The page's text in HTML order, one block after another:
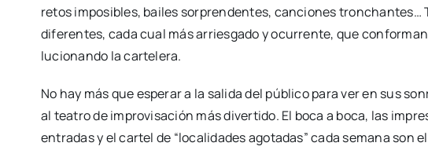
retos impo­si­bles, bai­les sor­pren­den­tes, can­cio­nes tron­chan­tes…
dife­ren­tes, cada cual más arries­ga­do y ocu­rren­te, que
lu­cio­nan­do la car­te­le­ra.
No hay más que espe­rar a la sali­da del públi­co para ver en sus
al tea­tro de impro­vi­sa­ción más diver­ti­do. El boca a boca, las
entra­das y el car­tel de “loca­li­da­des ago­ta­das” cada sema­na son